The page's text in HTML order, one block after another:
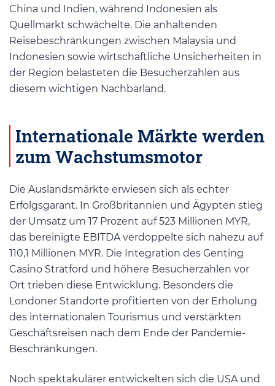
China und Indien, während Indonesien als
Quellmarkt schwächelte. Die anhaltenden
Reisebeschränkungen zwischen Malaysia und
Indonesien sowie wirtschaftliche Unsicherheiten in
der Region belasteten die Besucherzahlen aus
diesem wichtigen Nachbarland.
Internationale Märkte werden
zum Wachstumsmotor
Die Auslandsmärkte erwiesen sich als echter
Erfolgsgarant. In Großbritannien und Ägypten stieg
der Umsatz um 17 Prozent auf 523 Millionen MYR,
das bereinigte EBITDA verdoppelte sich nahezu auf
110,1 Millionen MYR. Die Integration des Genting
Casino Stratford und höhere Besucherzahlen vor
Ort trieben diese Entwicklung. Besonders die
Londoner Standorte profitierten von der Erholung
des internationalen Tourismus und verstärkten
Geschäftsreisen nach dem Ende der Pandemie-
Beschränkungen.
Noch spektakulärer entwickelten sich die USA und